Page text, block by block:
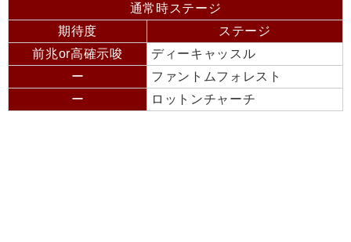
通常時ステージ
期待度
ステージ
前兆or高確示唆
ディーキャッスル
ー
ファントムフォレスト
ー
ロットンチャーチ